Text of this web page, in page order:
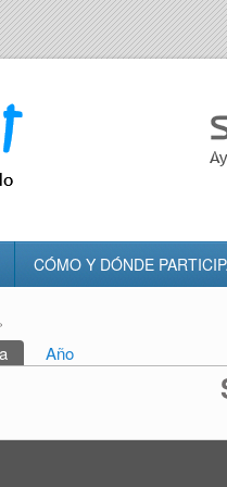
CÓMO Y DÓNDE
usted aquí
(solapa activa)
Año